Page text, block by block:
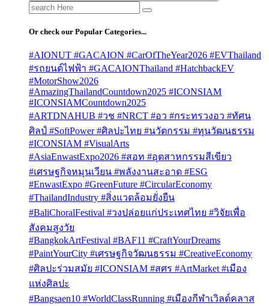
Search
for:
Or check our Popular Categories...
#AIONUT #GACAION #CarOfTheYear2026 #EVThailand
#รถยนต์ไฟฟ้า #GACAIONThailand #HatchbackEV
#MotorShow2026
#AmazingThailandCountdown2025 #ICONSIAM
#ICONSIAMCountdown2025
#ARTDNAHUB #วช #NRCT #อว #กระทรวงอว #ทัศน
ศิลป์ #SoftPower #ศิลปะไทย #นวัตกรรม #ทุนวัฒนธรรม
#ICONSIAM #VisualArts
#AsiaEnwastExpo2026 #สอท #อุตสาหกรรมสีเขียว
#เศรษฐกิจหมุนเวียน #พลังงานสะอาด #ESG
#EnwastExpo #GreenFuture #CircularEconomy
#ThailandIndustry #สิ่งแวดล้อมยั่งยืน
#BaliChoralFestival #วงปล่อยแก่ประเทศไทย #วิจัยเพื่อ
สังคมสูงวัย
#BangkokArtFestival #BAF11 #CraftYourDreams
#PaintYourCity #เศรษฐกิจวัฒนธรรม #CreativeEconomy
#ศิลปะร่วมสมัย #ICONSIAM #สศร #ArtMarket #เมือง
แห่งศิลปะ
#Bangsaen10 #WorldClassRunning #เมืองกีฬาเวิลด์คลาส